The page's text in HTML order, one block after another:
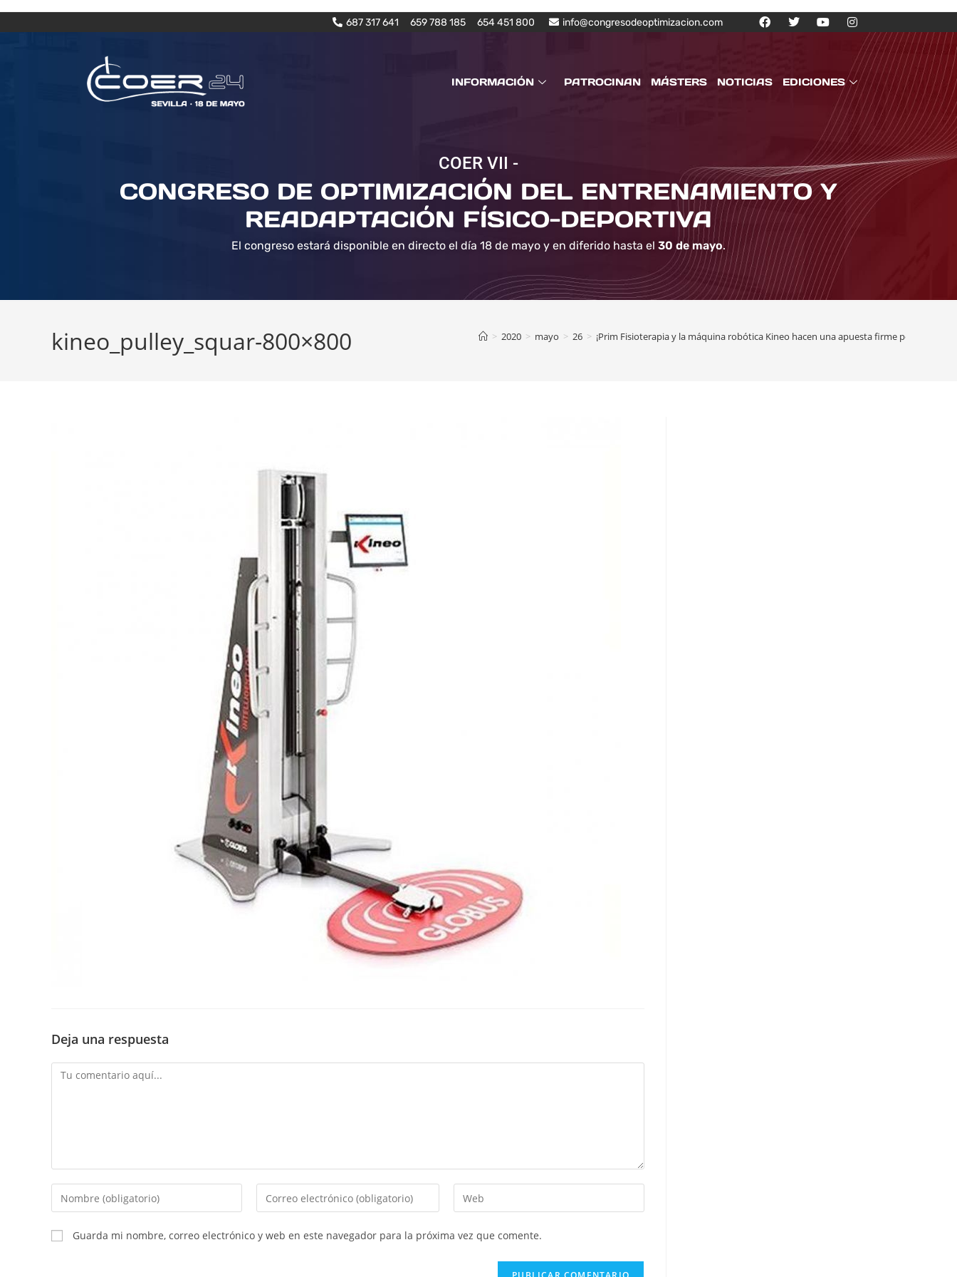
687 317 641 659 788 185 654 451 800 info@congresodeoptimizacion.com
INFORMACIÓN PATROCINAN MÁSTERS NOTICIAS EDICIONES
COER VII -
CONGRESO DE OPTIMIZACIÓN DEL ENTRENAMIENTO Y
READAPTACIÓN FÍSICO-DEPORTIVA
El congreso estará disponible en directo el día 18 de mayo y en diferido hasta el 30 de mayo.
kineo_pulley_squar-800×800 > 2020 > mayo > 26 > ¡Prim Fisioterapia y la máquina robótica Kineo hacen una apuesta firme por el COER!
Deja una respuesta
Guarda mi nombre, correo electrónico y web en este navegador para la próxima vez que comente.